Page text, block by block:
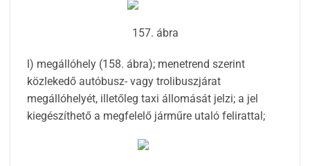
157. ábra
l) megállóhely (158. ábra); menetrend szerint
közlekedő autóbusz- vagy trolibuszjárat
megállóhelyét, illetőleg taxi állomását jelzi; a jel
kiegészíthető a megfelelő járműre utaló felirattal;